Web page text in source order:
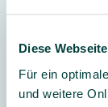
Diese
Für ein
und weitere